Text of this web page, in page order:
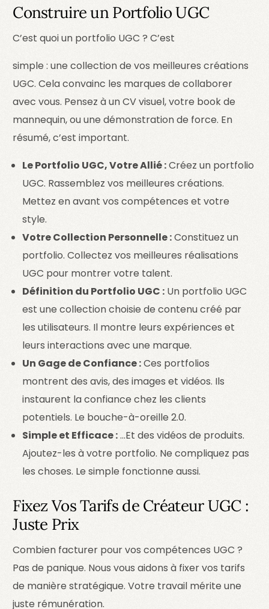
Construire un Portfolio UGC
C’est quoi un portfolio UGC ? C’est
simple : une collection de vos meilleures créations
UGC. Cela convainc les marques de collaborer
avec vous. Pensez à un CV visuel, votre book de
mannequin, ou une démonstration de force. En
résumé, c’est important.
Le Portfolio UGC, Votre Allié :Créez un portfolio
UGC. Rassemblez vos meilleures créations.
Mettez en avant vos compétences et votre
style.
Votre Collection Personnelle :Constituez un
portfolio. Collectez vos meilleures réalisations
UGC pour montrer votre talent.
Définition du Portfolio UGC : Un portfolio UGC
est une collection choisie de contenu créé par
les utilisateurs. Il montre leurs expériences et
leurs interactions avec une marque.
Un Gage de Confiance :Ces portfolios
montrent des avis, des images et vidéos. Ils
instaurent la confiance chez les clients
potentiels. Le bouche-à-oreille 2.0.
Simple et Efficace :…Et des vidéos de produits.
Ajoutez-les à votre portfolio. Ne compliquez pas
les choses. Le simple fonctionne aussi.
Fixez Vos Tarifs de Créateur UGC :
Juste Prix
Combien facturer pour vos compétences UGC ?
Pas de panique. Nous vous aidons à fixer vos tarifs
de manière stratégique. Votre travail mérite une
juste rémunération.